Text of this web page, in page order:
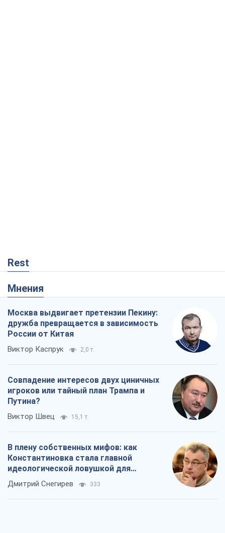
Rest
Мнения
Москва выдвигает претензии Пекину:
дружба превращается в зависимость
России от Китая
Виктор Каспрук 2,0 т.
Совпадение интересов двух циничных
игроков или тайный план Трампа и
Путина?
Виктор Швец 15,1 т.
В плену собственных мифов: как
Константиновка стала главной
идеологической ловушкой для
российских оккупантов
Дмитрий Снегирев 333